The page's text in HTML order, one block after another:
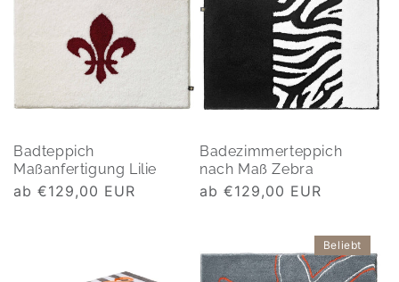
Badteppich
Maßanfertigung Lilie
Normaler
ab €129,00 EUR
Badezimmerteppich
nach Maß Zebra
Normaler
ab €129,00 EUR
Beliebt